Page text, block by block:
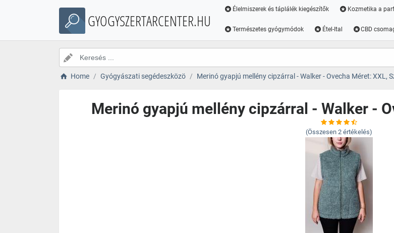
GYOGYSZERTARCENTER.HU
Élelmiszerek és táplálék kiegészítők Kozmetika a
Természetes gyógymódok Étel-Ital CBD
Home Gyógyászati segédeszközö Merinó gyapjú mellény cipzárral - Walker - Ovecha Méret: XXL,
Merinó gyapjú mellény cipzárral - Walker -
(Összesen 2 értékelés)